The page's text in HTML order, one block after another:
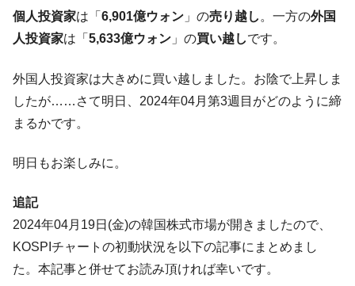
『Money1』
米国下院「韓国の公務員個人をターゲット
にぶん殴る法案」提出！⇒ クーパン問題は合衆国企業に対
する差別。許してはおかぬ
『Money1』
他人事のような発言。
韓国半導体『SKハイニックス』2026年2Qの
業績「史上最高益」当期純利益は前年同期比13.4倍に。
『Money1』
韓国･加徳島新国際空港「またも暗礁」の危
機 ⇒ 10.7兆では損が出るからできない。
『Money1』
日(水)もサイドカー・サーキットブレイカーの二段コンボ
発動！
『Money1』
IT産業は人を雇用する効果は低い。全産業の
半分未満しか雇用を生まない
個人投資家は「 6,901億ウォン 」の売り越し 。一方の外国
人投資家は「 5,633億ウォン 」の買い越しです。
外国人投資家は大きめに買い越しました。お陰で上昇しま
したが……さて明日、2024年04月第3週目がどのように締
まるかです。
明日もお楽しみに。
追記
2024年04月19日(金)の韓国株式市場が開きましたので、
KOSPIチャートの初動状況を以下の記事にまとめまし
た。本記事と併せてお読み頂ければ幸いです。